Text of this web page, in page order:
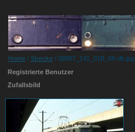
Home / Strecke / 08907_141_01B_09-db.jpg
Registrierte Benutzer
Zufallsbild